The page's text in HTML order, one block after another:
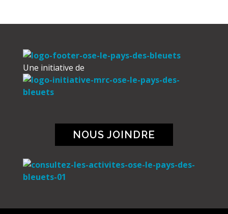
Une initiative de
NOUS JOINDRE